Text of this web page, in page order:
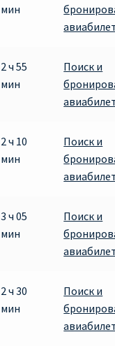
мин
2 ч 55
мин
Поиск и
2 ч 10
мин
Поиск и
3 ч 05
мин
Поиск и
2 ч 30
мин
Поиск и